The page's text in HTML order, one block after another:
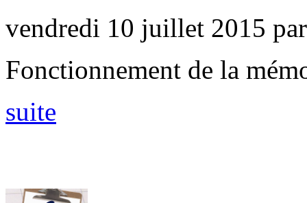
vendredi 10 juillet 2015
Fonctionnement de la
suite